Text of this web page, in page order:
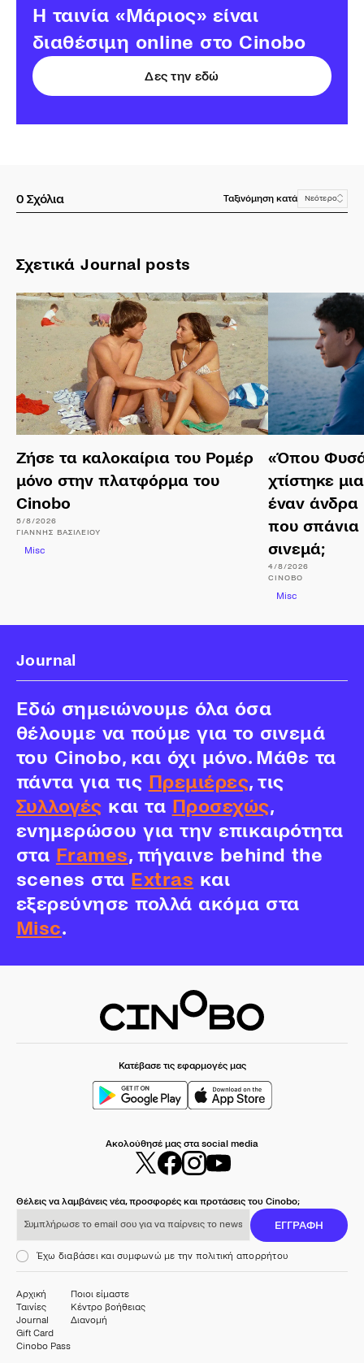
Η ταινία «Μάριος» είναι
διαθέσιμη online στο Cinobo
Δες την εδώ
0 Σχόλια Ταξινόμηση κατά Νεότερο
Σχετικά Journal posts
Ζήσε τα καλοκαίρια του Ρομέρ
μόνο στην πλατφόρμα του
Cinobo
5/8/2026
ΓΙΆΝΝΗΣ ΒΑΣΙΛΕΊΟΥ
Misc
«Όπου
χτίστηκε
έναν άνδρα
που σπάνια
σινεμά;
4/8/2026
CINOBO
Misc
Journal
Εδώ σημειώνουμε όλα όσα
θέλουμε να πούμε για το σινεμά
του Cinobo, και όχι μόνο. Μάθε τα
πάντα για τις Πρεμιέρες, τις
Συλλογές και τα Προσεχώς,
ενημερώσου για την επικαιρότητα
στα Frames, πήγαινε behind the
scenes στα Extras και
εξερεύνησε πολλά ακόμα στα
Misc.
Κατέβασε τις εφαρμογές μας
Ακολούθησέ μας στα social media
Θέλεις να λαμβάνεις νέα, προσφορές και προτάσεις του Cinobo;
ΕΓΓΡΑΦΗ
Έχω διαβάσει και συμφωνώ με την πολιτική απορρήτου
Αρχική
Ταινίες
Journal
Gift Card
Cinobo Pass
Ποιοι είμαστε
Κέντρο βοήθειας
Διανομή